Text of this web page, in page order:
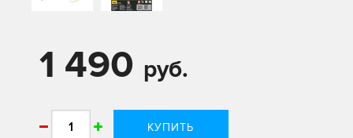
1 490 руб.
КУПИТЬ